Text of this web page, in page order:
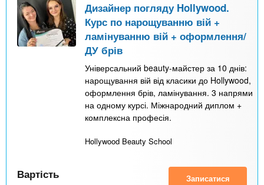
Дизайнер погляду Hollywood.
Курс по нарощуванню вій +
ламінуванню вій + оформлення/
ДУ брів
Універсальний beauty-майстер за 10 днів:
нарощування вій від класики до Hollywood,
оформлення брів, ламінування. 3 напрями
на одному курсі. Міжнародний диплом +
комплексна професія.
Hollywood Beauty School
Вартість Записатися